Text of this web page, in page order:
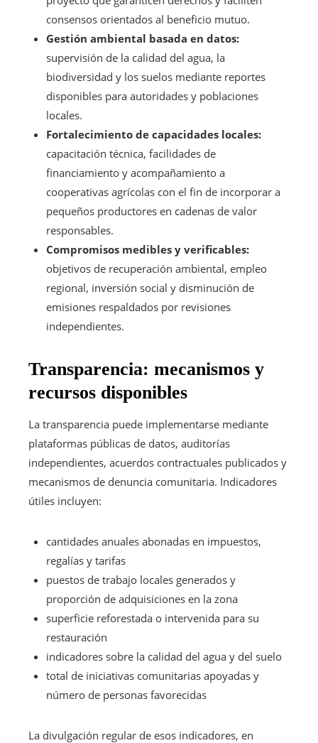
consensos orientados al beneficio mutuo.
Gestión ambiental basada en datos:
supervisión de la calidad del agua, la
biodiversidad y los suelos mediante reportes
disponibles para autoridades y poblaciones
locales.
Fortalecimiento de capacidades locales:
capacitación técnica, facilidades de
financiamiento y acompañamiento a
cooperativas agrícolas con el fin de incorporar a
pequeños productores en cadenas de valor
responsables.
Compromisos medibles y verificables:
objetivos de recuperación ambiental, empleo
regional, inversión social y disminución de
emisiones respaldados por revisiones
independientes.
Transparencia: mecanismos y
recursos disponibles
La transparencia puede implementarse mediante
plataformas públicas de datos, auditorías
independientes, acuerdos contractuales publicados y
mecanismos de denuncia comunitaria. Indicadores
útiles incluyen:
cantidades anuales abonadas en impuestos,
regalías y tarifas
puestos de trabajo locales generados y
proporción de adquisiciones en la zona
superficie reforestada o intervenida para su
restauración
indicadores sobre la calidad del agua y del suelo
total de iniciativas comunitarias apoyadas y
número de personas favorecidas
La divulgación regular de esos indicadores, en